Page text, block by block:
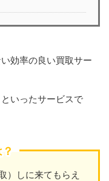
効率の良い買取サー
いったサービスで
？
）しに来てもらえ